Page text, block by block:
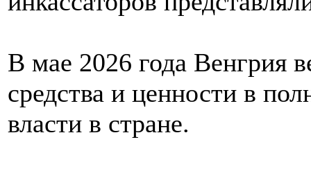
В мае 2026 года Венгрия
средства и ценности в
власти в стране.